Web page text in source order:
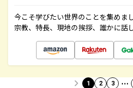
今こそ学びたい世界のことを集めま
宗教、特長、現地の挨拶、誰かに話
1 2 3 …